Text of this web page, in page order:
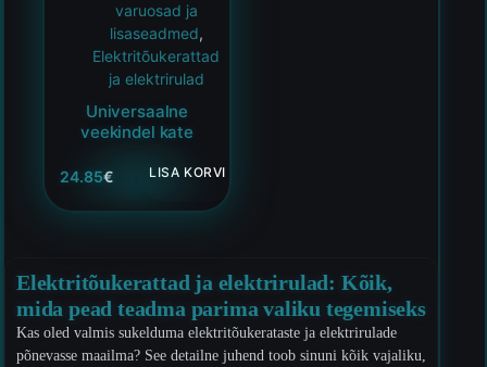
varuosad ja
lisaseadmed,
Elektritõukerattad
ja elektrirulad
Universaalne
veekindel kate
24.85€ LISA KORVI
Elektritõukerattad ja elektrirulad: Kõik,
mida pead teadma parima valiku tegemiseks
Kas oled valmis sukelduma elektritõukerataste ja elektrirulade
põnevasse maailma? See detailne juhend toob sinuni kõik vajaliku,